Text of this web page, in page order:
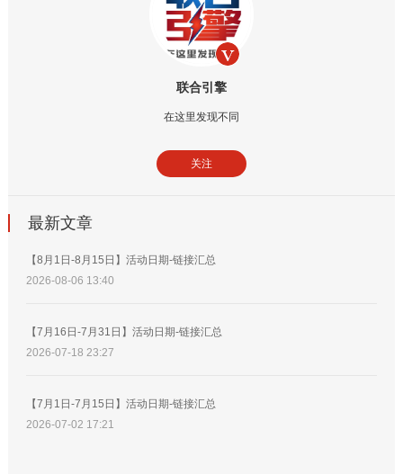
联合引擎
在这里发现不同
关注
最新文章
【8月1日-8月15日】活动日期-链接汇总
2026-08-06 13:40
【7月16日-7月31日】活动日期-链接汇总
2026-07-18 23:27
【7月1日-7月15日】活动日期-链接汇总
2026-07-02 17:21